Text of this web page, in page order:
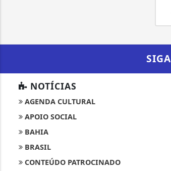
SIGA
NOTÍCIAS
AGENDA CULTURAL
APOIO SOCIAL
BAHIA
BRASIL
CONTEÚDO PATROCINADO